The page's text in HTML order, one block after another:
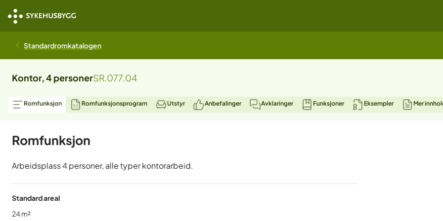
Standardromkatalogen
Kontor, 4 personerSR.077.04
Romfunksjon Romfunksjonsprogram Utstyr Anbefalinger Avklaringer Funksjoner Eksempler Mer
Romfunksjon
Arbeidsplass 4 personer, alle typer kontorarbeid.
Standard areal
24 m²